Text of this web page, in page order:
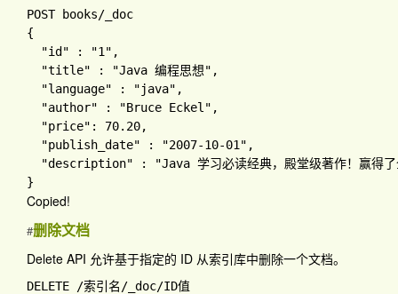
POST books
{
"id"
: "1" ,
"title"
: "Java 编程思想" ,
"language"
: "java" ,
"author"
: "Bruce Eckel" ,
"price" : 70.20,
"publish_date"
: "2007-10-01" ,
"description"
:
Copied!
#删除文档
Delete API 允许基于指定的 ID 从索引库中删除一个文档。
DELETE /索引名 /_doc/